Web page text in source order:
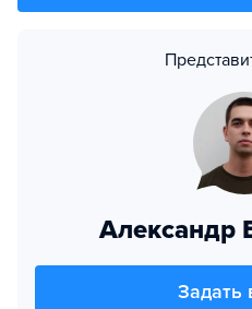
Александр
Задать